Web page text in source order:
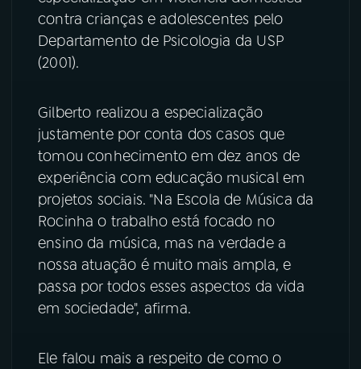
YouTube Facebook
Instagram
contra crianças e adolescentes pelo
Departamento de Psicologia da USP
(2001).
Gilberto realizou a especialização
justamente por conta dos casos que
tomou conhecimento em dez anos de
experiência com educação musical em
projetos sociais. "Na Escola de Música da
Rocinha o trabalho está focado no
ensino da música, mas na verdade a
nossa atuação é muito mais ampla, e
passa por todos esses aspectos da vida
em sociedade", afirma.
Ele falou mais a respeito de como o